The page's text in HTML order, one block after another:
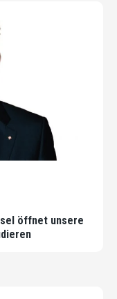
öffnet unsere